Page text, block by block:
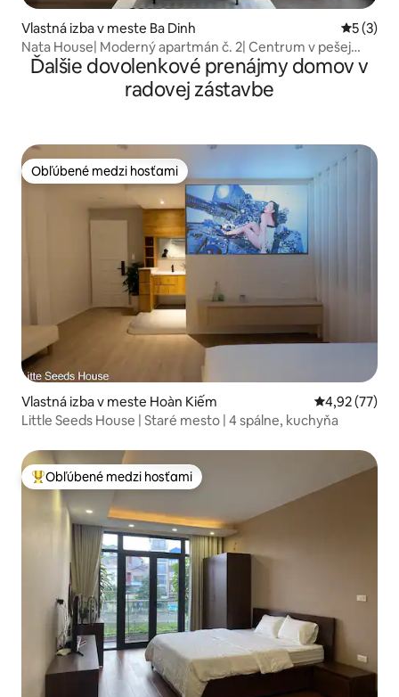
Vlastná izba v meste Ba Dinh
5 (3)
Nata House| Moderný apartmán č. 2| Centrum v pešej
vzdialenosti
Ďalšie dovolenkové prenájmy domov v
radovej zástavbe
Obľúbené medzi hosťami
Obľúbené medzi hosťami
Vlastná izba v meste Hoàn Kiếm Priemerné
4,92 (77)
Little Seeds House | Staré mesto | 4 spálne, kuchyňa
Najobľúbenejšie medzi hosťami
Obľúbené medzi hosťami